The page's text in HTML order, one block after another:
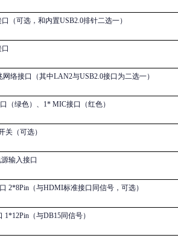
（可选，和内置USB2.0排针二选一）
网络接口（其中LAN2与USB2.0接口为二选一）
（绿色）、1* MIC接口（红色）
关（可选）
输入接口
2*8Pin（与HDMI标准接口同信号，可选）
1*12Pin（与DB15同信号）